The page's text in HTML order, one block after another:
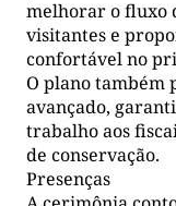
melhorar o fluxo
visitantes e
confortável no
O plano também
avançado,
trabalho aos
de conservação.
Presenças